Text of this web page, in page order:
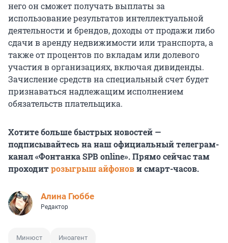
него он сможет получать выплаты за
использование результатов интеллектуальной
деятельности и брендов, доходы от продажи либо
сдачи в аренду недвижимости или транспорта, а
также от процентов по вкладам или долевого
участия в организациях, включая дивиденды.
Зачисление средств на специальный счет будет
признаваться надлежащим исполнением
обязательств плательщика.
Хотите больше быстрых новостей —
подписывайтесь на наш официальный телеграм-
канал «Фонтанка SPB online». Прямо сейчас там
проходитрозыгрыш айфонови смарт-часов.
Алина Гюббе
Редактор
Минюст Иноагент